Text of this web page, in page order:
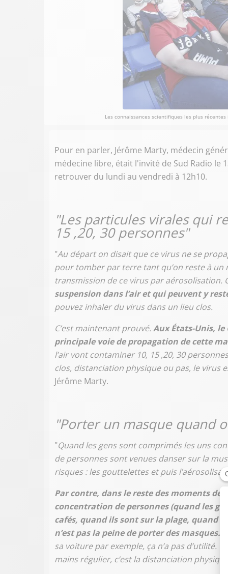
Les connaissances scientifiques les plus
Pour en parler, Jérôme Marty, médecin
médecine libre, était l'invité de Sud Radio le
retrouver du lundi au vendredi à 12h10.
"Les particules virales qui
15 ,20, 30 personnes"
"Au départ on disait que ce virus ne se
pour tomber par terre tant qu’on reste à
transmission de ce virus par aérosolisation.
suspension dans l’air et qui peuvent y
pouvez inhaler du virus dans un lieu clos.
C’est maintenant prouvé. Aux États-Unis, le
principale voie de propagation de cette
l’air vont contaminer 10, 15 ,20, 30
clos, distanciation physique ou pas, le virus
Jérôme Marty.
"Porter un masque quand
"Quand les gens sont comprimés les uns
de personnes sont venues danser sur la
risques : les gouttelettes et puis
Par contre, dans le reste des moments de
concentration de personnes (quand les
cafés, quand ils sont sur la plage, quand
n’est pas la peine de porter des masques.
sa voiture par exemple, ça n’a pas d’utilité.
mains régulier, c’est la distanciation